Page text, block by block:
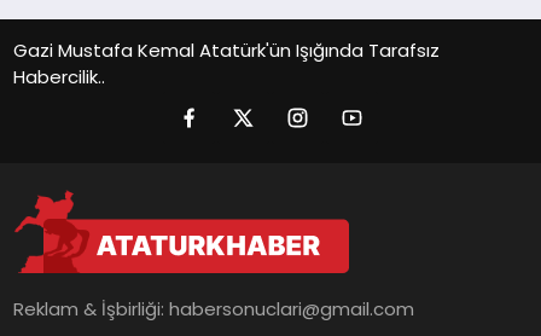
Gazi Mustafa Kemal Atatürk'ün Işığında Tarafsız
Habercilik..
Reklam & İşbirliği:habersonuclari@gmail.com